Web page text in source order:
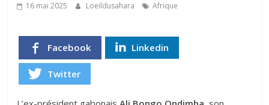
16 mai 2025 Loeildusahara Afrique
Facebook Linkedin
Twitter